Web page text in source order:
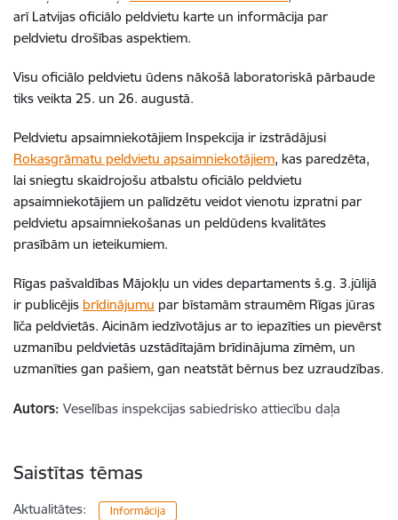
arī Latvijas oficiālo peldvietu karte un informācija par
peldvietu drošības aspektiem.
Visu oficiālo peldvietu ūdens nākošā laboratoriskā pārbaude
tiks veikta 25. un 26. augustā.
Peldvietu apsaimniekotājiem Inspekcija ir izstrādājusi
Rokasgrāmatu peldvietu apsaimniekotājiem, kas paredzēta,
lai sniegtu skaidrojošu atbalstu oficiālo peldvietu
apsaimniekotājiem un palīdzētu veidot vienotu izpratni par
peldvietu apsaimniekošanas un peldūdens kvalitātes
prasībām un ieteikumiem.
Rīgas pašvaldības Mājokļu un vides departaments š.g. 3.jūlijā
ir publicējis brīdinājumu par bīstamām straumēm Rīgas jūras
līča peldvietās. Aicinām iedzīvotājus ar to iepazīties un pievērst
uzmanību peldvietās uzstādītajām brīdinājuma zīmēm, un
uzmanīties gan pašiem, gan neatstāt bērnus bez uzraudzības.
Autors: Veselības inspekcijas sabiedrisko attiecību daļa
Saistītas tēmas
Aktualitātes: Informācija